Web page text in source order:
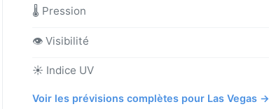
🌡️ Pression
👁️ Visibilité
☀️ Indice UV
Voir les prévisions complètes pour Las Vegas →